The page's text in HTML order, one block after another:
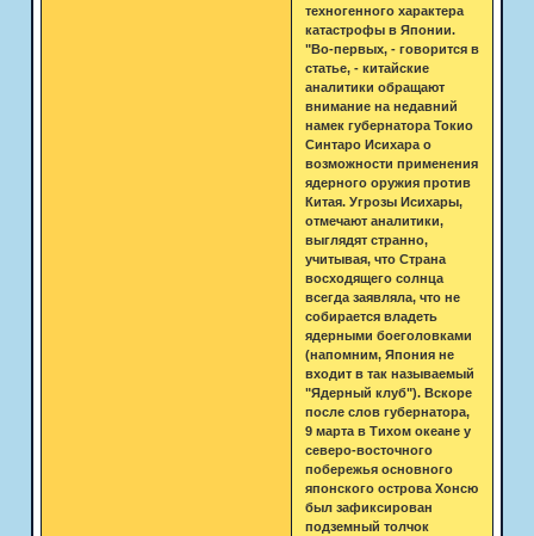
техногенного характера
катастрофы в Японии.
"Во-первых, - говорится в
статье, - китайские
аналитики обращают
внимание на недавний
намек губернатора Токио
Синтаро Исихара о
возможности применения
ядерного оружия против
Китая. Угрозы Исихары,
отмечают аналитики,
выглядят странно,
учитывая, что Страна
восходящего солнца
всегда заявляла, что не
собирается владеть
ядерными боеголовками
(напомним, Япония не
входит в так называемый
"Ядерный клуб"). Вскоре
после слов губернатора,
9 марта в Тихом океане у
северо-восточного
побережья основного
японского острова Хонсю
был зафиксирован
подземный толчок